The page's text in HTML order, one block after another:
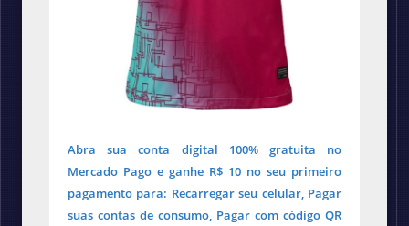
Abra sua conta digital 100% gratuita no
Mercado Pago e ganhe R$ 10 no seu primeiro
pagamento para: Recarregar seu celular, Pagar
suas contas de consumo, Pagar com código QR